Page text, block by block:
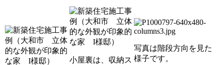
小屋裏は、収納ス
写真は階段方向を見た
様子です。